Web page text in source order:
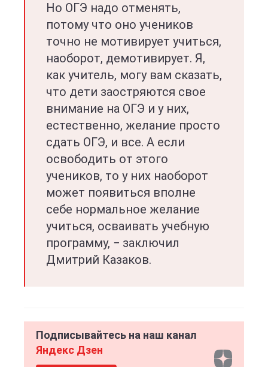
Но ОГЭ надо отменять,
потому что оно учеников
точно не мотивирует учиться,
наоборот, демотивирует. Я,
как учитель, могу вам сказать,
что дети заостряются свое
внимание на ОГЭ и у них,
естественно, желание просто
сдать ОГЭ, и все. А если
освободить от этого
учеников, то у них наоборот
может появиться вполне
себе нормальное желание
учиться, осваивать учебную
программу, − заключил
Дмитрий Казаков.
Подписывайтесь на наш канал
Яндекс Дзен